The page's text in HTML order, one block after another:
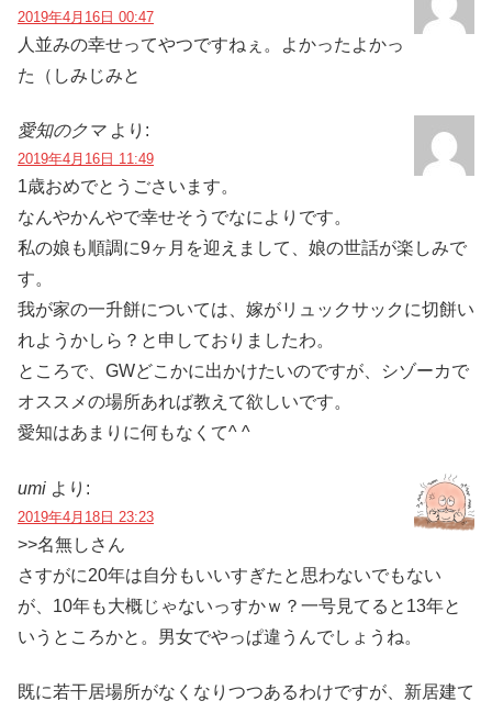
2019年4月16日 00:47
人並みの幸せってやつですねぇ。よかったよかっ
た（しみじみと
愛知のクマ より:
2019年4月16日 11:49
1歳おめでとうごさいます。
なんやかんやで幸せそうでなによりです。
私の娘も順調に9ヶ月を迎えまして、娘の世話が楽しみで
す。
我が家の一升餅については、嫁がリュックサックに切餅い
れようかしら？と申しておりましたわ。
ところで、GWどこかに出かけたいのですが、シゾーカで
オススメの場所あれば教えて欲しいです。
愛知はあまりに何もなくて^ ^
umi より:
2019年4月18日 23:23
>>名無しさん
さすがに20年は自分もいいすぎたと思わないでもない
が、10年も大概じゃないっすかｗ？一号見てると13年と
いうところかと。男女でやっぱ違うんでしょうね。
既に若干居場所がなくなりつつあるわけですが、新居建て